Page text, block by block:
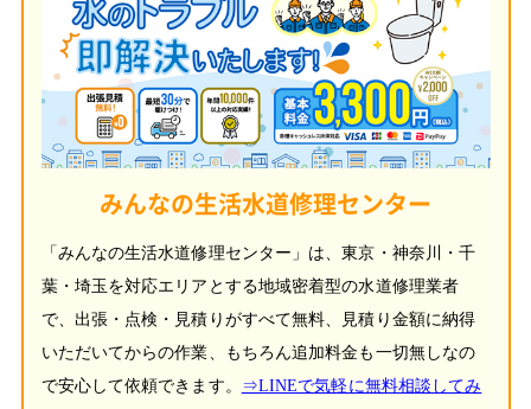
みんなの生活水道修理センター
「みんなの生活水道修理センター」は、東京・神奈川・千
葉・埼玉を対応エリアとする地域密着型の水道修理業者
で、出張・点検・見積りがすべて無料、見積り金額に納得
いただいてからの作業、もちろん追加料金も一切無しなの
で安心して依頼できます。
⇒LINEで気軽に無料相談してみ